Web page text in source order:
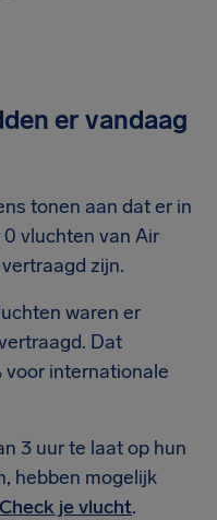
er vandaag
tonen aan dat er in
vluchten van Air
zijn.
waren er
Dat
internationale
3 uur te laat op hun
hebben mogelijk
Check je vlucht.